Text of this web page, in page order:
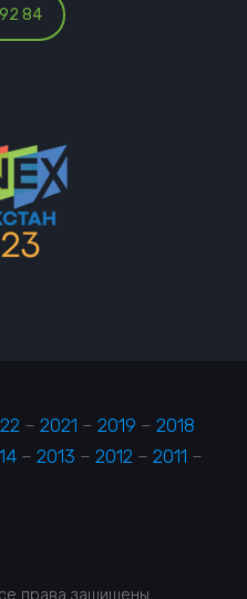
84
– 2021 – 2019 – 2018
– 2013 – 2012 – 2011 –